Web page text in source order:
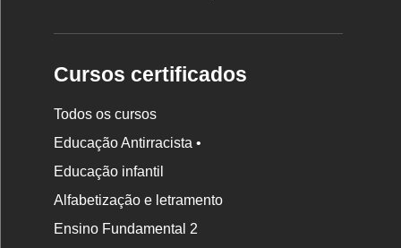
Cursos certificados
Todos os cursos
Educação Antirracista •
Educação infantil
Alfabetização e letramento
Ensino Fundamental 2